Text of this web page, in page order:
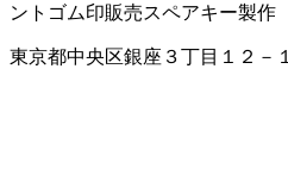
ント ゴム印販売スペアキー製作
東京都中央区銀座３丁目１２－１